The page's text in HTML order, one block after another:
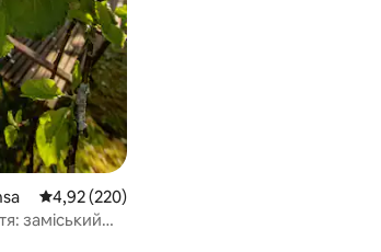
Середня оцінка: 4,92 з 5, відгуки: 220
4,92 (220)
заміський